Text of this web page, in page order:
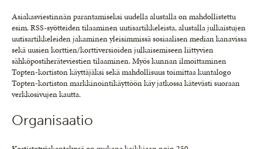
Asiakasviestinnän parantamiseksi uudella alustalla on mahdollistettu
esim. RSS-syötteiden tilaaminen uutisartikkeleista, alustalla julkaistujen
uutisartikkeleiden jakaminen yleisimmissä sosiaalisen median kanavissa
sekä uusien korttien/korttiversioiden julkaisemiseen liittyvien
sähköpostiheräteviestien tilaaminen. Myös kunnan ilmoittaminen
Topten-kortiston käyttäjäksi sekä mahdollisuus toimittaa kuntalogo
Topten-kortiston markkinointikäyttöön käy jatkossa kätevästi suoraan
verkkosivujen kautta.
Organisaatio